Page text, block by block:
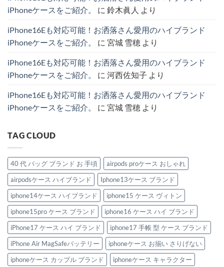
ー
ラ
プ
iPhone
ー
集。
の
ド
ー
厳
選
の
ル
さ
る
と
す
モ
ル
の
で
の
役
イ
ラ
IPhone
ー
iPhoneケースをご紹介。
に 鈴木眞人 より
iPhone16Eも対応可能！お洒落さん愛用のハイブランド
iPhoneケースをご紹介。
に 宮城 雪穂 より
iPhone16Eも対応可能！お洒落さん愛用のハイブランド
iPhoneケースをご紹介。
に 河西佐知子 より
iPhone16Eも対応可能！お洒落さん愛用のハイブランド
iPhoneケースをご紹介。
に 宮城 雪穂 より
TAG CLOUD
40 代 バッグ ブランド お 手頃
airpods proケース おしゃれ
airpodsケース ハイブランド
Iphone13ケース ブランド
iphone14ケース ハイブランド
iphone15 ケース ヴィトン
iphone15pro ケース ブランド
iphone16 ケース ハイ ブランド
iPhone17 ケース ハイ ブランド
iphone17 手帳 型 ケース ブランド
iPhone Air MagSafeバッテリー
iphoneケース お揃い さりげない
iphoneケース カップル ブランド
iphoneケース キャラクター